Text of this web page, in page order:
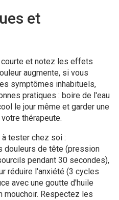
et
courte et notez les effets
augmente, si vous
symptômes inhabituels,
pratiques : boire de l'eau
le jour même et garder une
thérapeute.
tester chez soi :
douleurs de tête (pression
pendant 30 secondes),
réduire l'anxiété (3 cycles
avec une goutte d'huile
mouchoir. Respectez les